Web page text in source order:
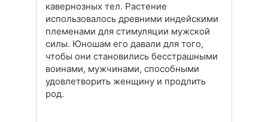
кавернозных тел. Растение
использовалось древними индейскими
племенами для стимуляции мужской
силы. Юношам его давали для того,
чтобы они становились бесстрашными
воинами, мужчинами, способными
удовлетворить женщину и продлить
род.